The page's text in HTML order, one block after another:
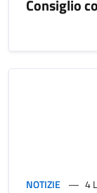
Consiglio
NOTIZIE 4